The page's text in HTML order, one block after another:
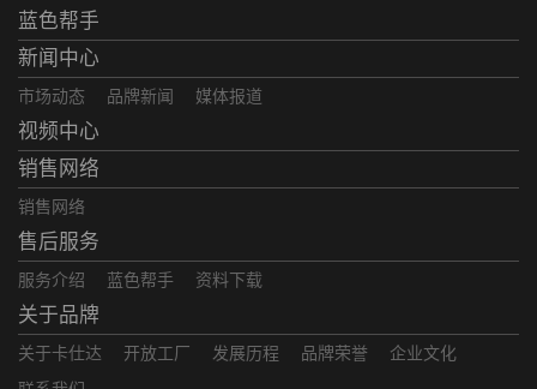
蓝色帮手
新闻中心
市场动态 品牌新闻 媒体报道
视频中心
销售网络
销售网络
售后服务
服务介绍 蓝色帮手 资料下载
关于品牌
关于卡仕达 开放工厂 发展历程 品牌荣誉
企业文化